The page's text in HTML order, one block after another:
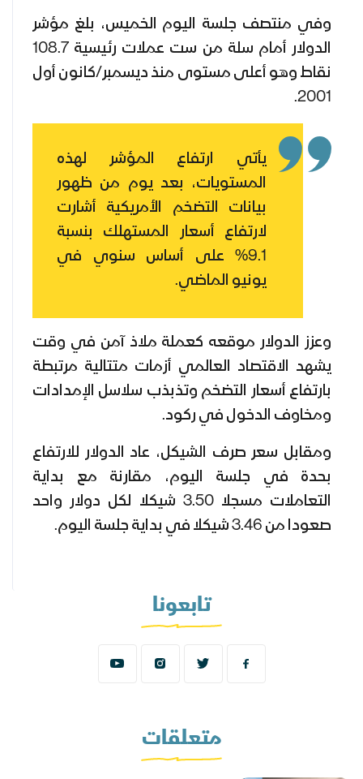
وفي منتصف جلسة اليوم الخميس، بلغ مؤشر
الدولار أمام سلة من ست عملات رئيسية 108.7
نقاط وهو أعلى مستوى منذ ديسمبر/كانون أول
2001.
يأتي ارتفاع المؤشر لهذه
المستويات، بعد يوم من ظهور
بيانات التضخم الأمريكية أشارت
لارتفاع أسعار المستهلك بنسبة
9.1% على أساس سنوي في
يونيو الماضي.
وعزز الدولار موقعه كعملة ملاذ آمن في وقت
يشهد الاقتصاد العالمي أزمات متتالية مرتبطة
بارتفاع أسعار التضخم وتذبذب سلاسل الإمدادات
ومخاوف الدخول في ركود.
ومقابل سعر صرف الشيكل، عاد الدولار للارتفاع
بحدة في جلسة اليوم، مقارنة مع بداية
التعاملات مسجلا 3.50 شيكلا لكل دولار واحد
صعودا من 3.46 شيكلا في بداية جلسة اليوم.
تابعونا
متعلقات